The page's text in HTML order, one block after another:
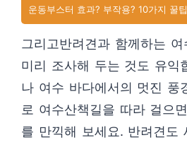
운동부스터 효과? 부작용? 10가지 꿀
그리고반려견과 함께하는
미리 조사해 두는 것도 유익
나 여수 바다에서의 멋진 풍
로 여수산책길을 따라 걸으
를 만끽해 보세요. 반려견도